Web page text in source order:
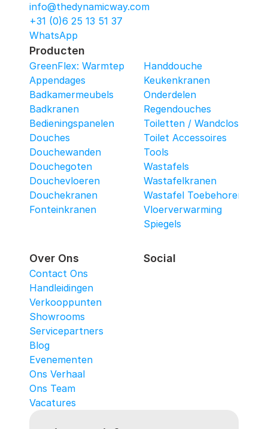
info@thedynamicway.com
+31 (0)6 25 13 51 37
WhatsApp
Producten
GreenFlex: Warmtepomop-Box
Appendages
Badkamermeubels
Badkranen
Bedieningspanelen
Douches
Douchewanden
Douchegoten
Douchevloeren
Douchekranen
Fonteinkranen
Handdouche
Keukenkranen
Onderdelen
Regendouches
Toiletten / Wandcloset
Toilet Accessoires
Tools
Wastafels
Wastafelkranen
Wastafel Toebehoren
Vloerverwarming
Spiegels
Over Ons
Contact Ons
Handleidingen
Verkooppunten
Showrooms
Servicepartners
Blog
Evenementen
Ons Verhaal
Ons Team
Vacatures
Social